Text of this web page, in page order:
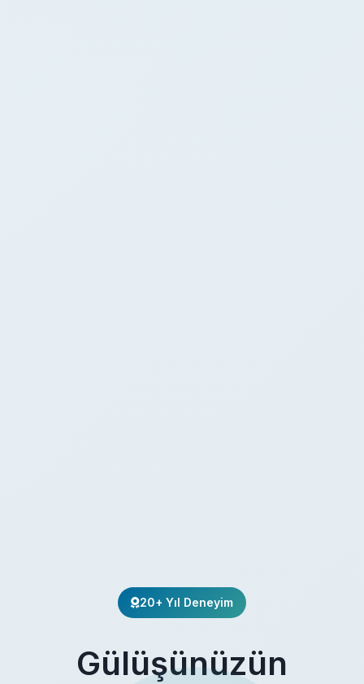
20+ Yıl Deneyim
Gülüşünüzün